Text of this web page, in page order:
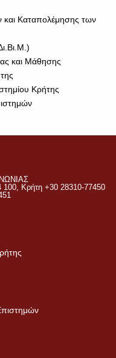
και Καταπολέμησης των
και Μάθησης
Κρήτης
100, Κρήτη +30 28310-77450